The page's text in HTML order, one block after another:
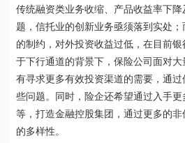
传统融资类业务收缩、产品收益率下
题，信托业的创新业务亟须落到实处
的制约，对外投资收益过低，在目前
于下行通道的背景下，保险公司面对
有寻求更多有效投资渠道的需要，通
些问题。同时，险企还希望通过入手
等，打造金融控股集团，通过更多的
的多样性。